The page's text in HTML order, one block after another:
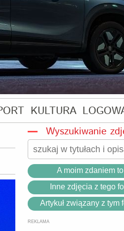
KULTURA
Wyszukiwanie
A moim zdaniem
Inne zdjęcia z tego
Artykuł związany z tym